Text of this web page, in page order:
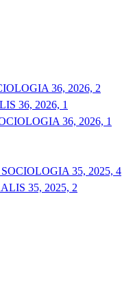
36, 2026, 2
36, 2026, 1
36, 2026, 1
35, 2025, 4
35, 2025, 2